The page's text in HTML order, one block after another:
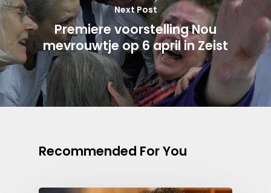
Next Post
Premiere voorstelling Nou
mevrouwtje op 6 april in Zeist
Recommended For You